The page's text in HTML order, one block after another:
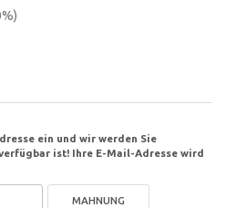
%)
ein und wir werden Sie
ist! Ihre E-Mail-Adresse wird
MAHNUNG